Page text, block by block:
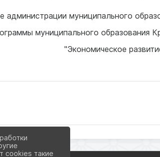
администрации муниципального
муниципального образования
"Экономическое
cookies такие